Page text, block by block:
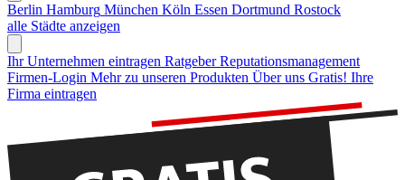
Berlin Hamburg München Köln Essen Dortmund Rostock
alle Städte anzeigen
Ihr Unternehmen eintragen Ratgeber Reputationsmanagement
Firmen-Login Mehr zu unseren Produkten Über uns Gratis! Ihre
Firma eintragen